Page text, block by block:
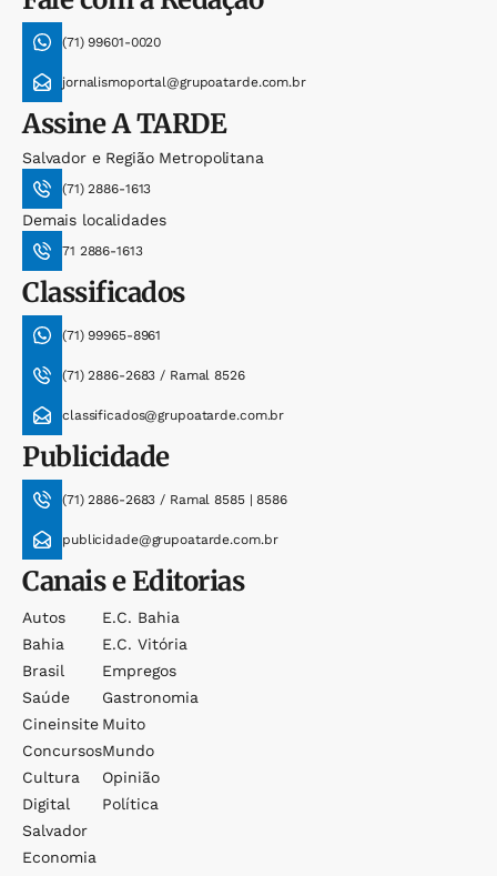
(71) 99601-0020
jornalismoportal@grupoatarde.com.br
AssineA TARDE
Salvador e Região Metropolitana
(71) 2886-1613
Demais localidades
71 2886-1613
Classificados
(71) 99965-8961
(71) 2886-2683 / Ramal 8526
classificados@grupoatarde.com.br
Publicidade
(71) 2886-2683 / Ramal 8585 | 8586
publicidade@grupoatarde.com.br
Canais e Editorias
Autos
Bahia
Brasil
Saúde
Cineinsite
Concursos
Cultura
Digital
Salvador
Economia
E.c. Bahia
E.c. Vitória
Empregos
Gastronomia
Muito
Mundo
Opinião
Política